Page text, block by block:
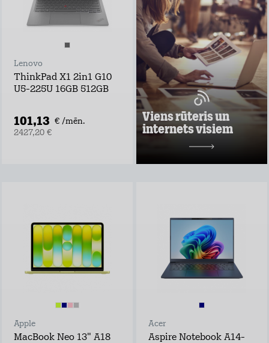
Lenovo
ThinkPad X1 2in1 G10
U5-225U 16GB 512GB
101,13 € /mēn.
2427,20 €
Viens rūteris un
internets visiem
noformē
pieteikumu tepat
atvedīsim bez
maksas
ņem rūteri līdzi un
lieto internetu
visur
Pārbaudi, kas
vislabāk der tavā
adresē un noformē
darījumu!
Uzzināt vairāk
10,98 €/mēn.
Apple
MacBook Neo 13" A18
Acer
Aspire Notebook A14-